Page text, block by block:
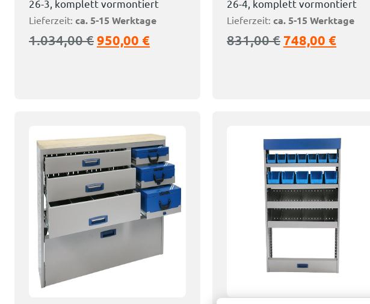
26-3, komplett vormontiert
Lieferzeit: ca. 5-15 Werktage
1.034,00€950,00 €
26-4, komplett vormontiert
Lieferzeit: ca. 5-15 Werktage
831,00€ 748,00 €